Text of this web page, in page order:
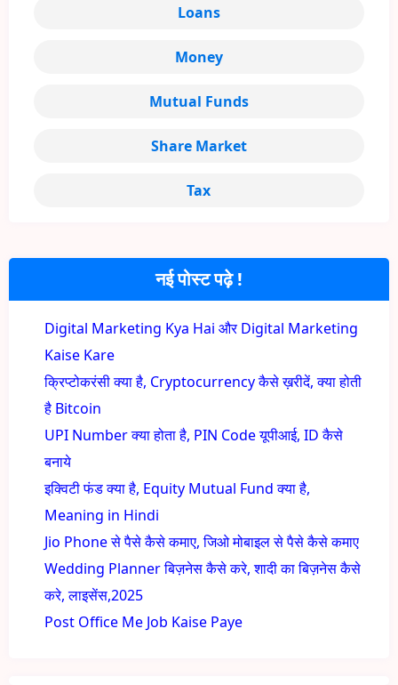
नई पोस्ट पढ़े !
Digital Marketing Kya Hai और Digital Marketing
Kaise Kare
क्रिप्टोकरंसी क्या है, Cryptocurrency कैसे ख़रीदें, क्या होती
है Bitcoin
UPI Number क्या होता है, PIN Code यूपीआई, ID कैसे
बनाये
इक्विटी फंड क्या है, Equity Mutual Fund क्या है,
Meaning in Hindi
Jio Phone से पैसे कैसे कमाए, जिओ मोबाइल से पैसे कैसे कमाए
Wedding Planner बिज़नेस कैसे करे, शादी का बिज़नेस कैसे
करे, लाइसेंस,2025
Post Office Me Job Kaise Paye
Loans
Money
Mutual Funds
Share Market
Tax